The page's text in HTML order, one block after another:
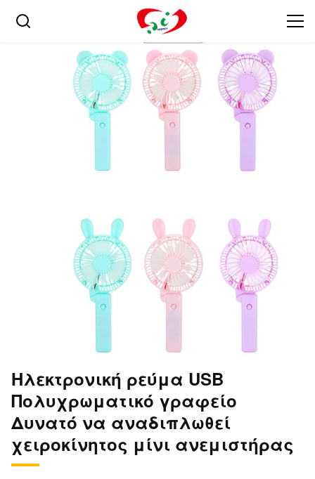
Ηλεκτρονική ρεύμα USB
Πολυχρωματικό γραφείο
Δυνατό να αναδιπλωθεί
χειροκίνητος μίνι ανεμιστήρας